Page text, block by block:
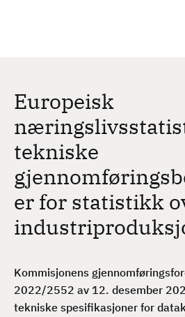
Europeisk
tekniske
er for statistikk
Kommisjonens
2022/2552 av 12. desember
tekniske spesifikasjoner for